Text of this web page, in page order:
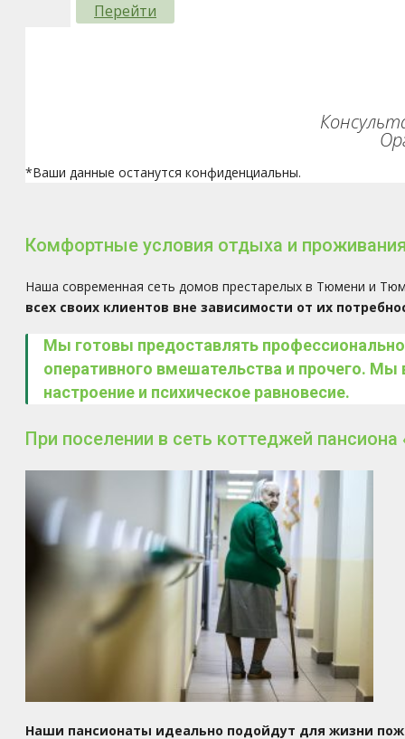
Перейти
*Ваши данные останутся конфиденциальны.
Комфортные условия отдыха и
Наша современная сеть домов престарелых в Тюмени и
всех своих клиентов вне зависимости от их
Мы готовы предоставлять
оперативного вмешательства и прочего.
настроение и психическое равновесие.
При поселении в сеть коттеджей
Наши пансионаты идеально подойдут для жизни